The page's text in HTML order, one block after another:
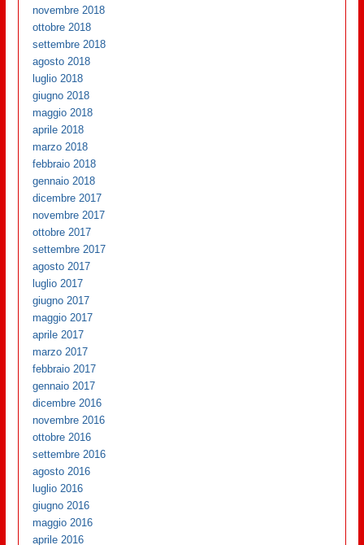
novembre 2018
ottobre 2018
settembre 2018
agosto 2018
luglio 2018
giugno 2018
maggio 2018
aprile 2018
marzo 2018
febbraio 2018
gennaio 2018
dicembre 2017
novembre 2017
ottobre 2017
settembre 2017
agosto 2017
luglio 2017
giugno 2017
maggio 2017
aprile 2017
marzo 2017
febbraio 2017
gennaio 2017
dicembre 2016
novembre 2016
ottobre 2016
settembre 2016
agosto 2016
luglio 2016
giugno 2016
maggio 2016
aprile 2016